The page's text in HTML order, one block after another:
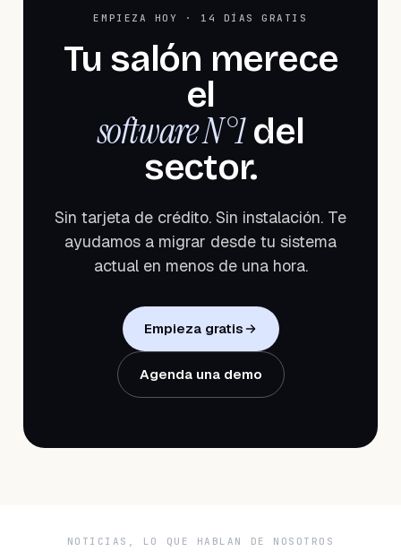
EMPIEZA HOY · 14 DÍAS GRATIS
Tu salón merece
el
software N°1del
sector.
Sin tarjeta de crédito. Sin instalación. Te
ayudamos a migrar desde tu sistema
actual en menos de una hora.
Empieza gratis
Agenda una demo
NOTICIAS, LO QUE HABLAN DE NOSOTROS